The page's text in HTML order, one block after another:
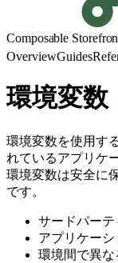
Composable
OverviewGuides
環境変数
環境変数を使用す
れているアプリケ
環境変数は安全に
です。
サードパー
アプリケー
環境間で異